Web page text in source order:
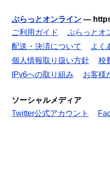
ぷらっとオンライン —
ご利用ガイド
ぷらっとオ
配送・決済について
よく
個人情報取り扱い方針
校
IPv6への取り組み
お客様
ソーシャルメディア
Twitter公式アカウント